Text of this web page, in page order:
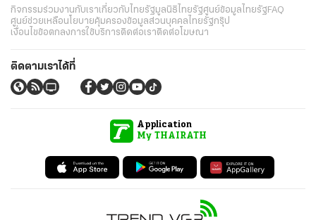
กิจกรรมร่วมงานกับเราเกี่ยวกับไทยรัฐมูลนิธิไทยรัฐศูนย์ข้อมูลไทยรัฐFAQ
ศูนย์ช่วยเหลือนโยบายคุ้มครองข้อมูลส่วนบุคคลไทยรัฐกรุ๊ป
เงื่อนไขข้อตกลงการใช้บริการติดต่อเราติดต่อโฆษณา
ติดตามเราได้ที่
Application
My THAIRATH